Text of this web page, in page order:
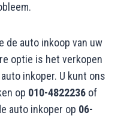
de auto inkoop van uw
optie is het verkopen
inkoper. U kunt ons
op 010-4822236 of
auto inkoper op 06-